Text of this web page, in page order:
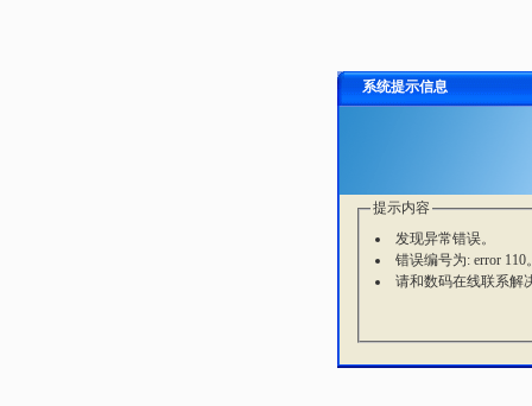
系统提示信息
提示内容
发现异常错误。
错误编号为: error 110
请和数码在线联系解